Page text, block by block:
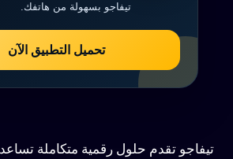
تيفاجو بسهولة من هاتفك.
تحميل التطبيق الآن
تيفاجو تقدم حلول رقمية متكاملة